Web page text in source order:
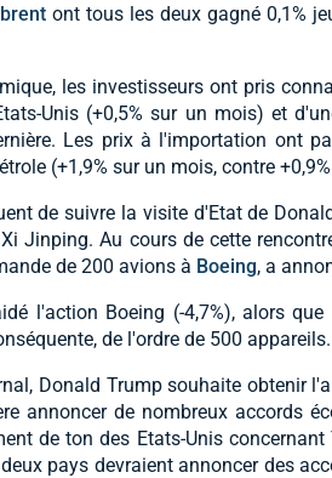
ont tous les deux gagné 0,1%
les investisseurs ont pris
Unis (+0,5% sur un mois) et
Les prix à l'importation ont
(+1,9% sur un mois, contre
de suivre la visite d'Etat de
Jinping. Au cours de cette
de 200 avions à Boeing, a
l'action Boeing (-4,7%), alors
de l'ordre de 500 appareils.
Donald Trump souhaite obtenir
annoncer de nombreux accords
de ton des Etats-Unis
pays devraient annoncer des